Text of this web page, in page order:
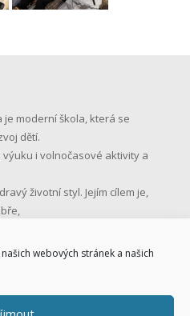
webových stránek a našich
je moderní škola, která se
dětí.
i volnočasové aktivity a
životní styl. Jejím cílem je,
Dlážka 5